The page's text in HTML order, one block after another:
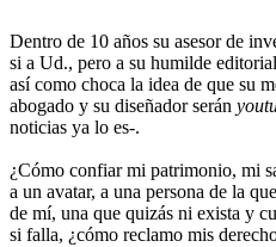
Dentro de 10 años su asesor de
si a Ud., pero a su humilde
así como choca la idea de que su
abogado y su diseñador serán
noticias ya lo es-.
¿Cómo confiar mi patrimonio, mi
a un avatar, a una persona de la
de mí, una que quizás ni exista y
si falla, ¿cómo reclamo mis